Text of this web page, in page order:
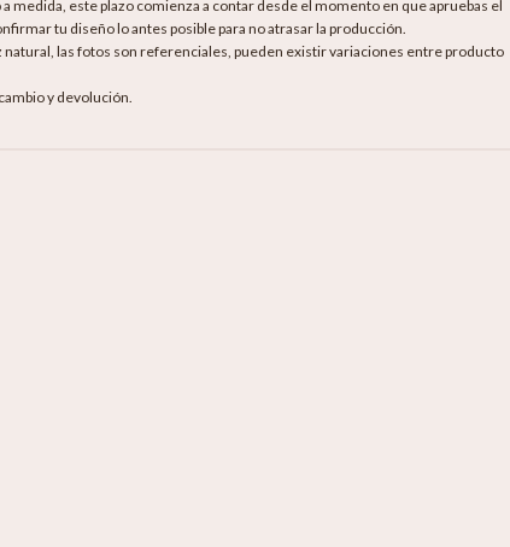
medida, este plazo comienza a contar desde el momento en que apruebas el
tu diseño lo antes posible para no atrasar la producción.
natural, las fotos son referenciales, pueden existir variaciones entre producto
y devolución.